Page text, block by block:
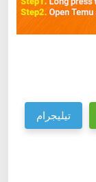
تيليجرام